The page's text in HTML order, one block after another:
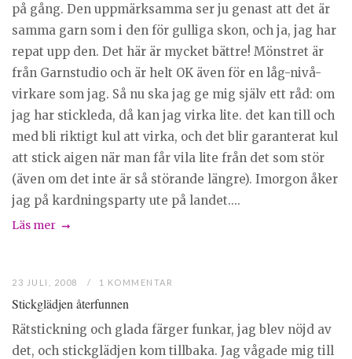
på gång. Den uppmärksamma ser ju genast att det är
samma garn som i den för gulliga skon, och ja, jag har
repat upp den. Det här är mycket bättre! Mönstret är
från Garnstudio och är helt OK även för en låg-nivå-
virkare som jag. Så nu ska jag ge mig själv ett råd: om
jag har stickleda, då kan jag virka lite. det kan till och
med bli riktigt kul att virka, och det blir garanterat kul
att stick aigen när man får vila lite från det som stör
(även om det inte är så störande längre). Imorgon åker
jag på kardningsparty ute på landet....
Läs mer
23 JULI, 2008 1 KOMMENTAR
Stickglädjen återfunnen
Rätstickning och glada färger funkar, jag blev nöjd av
det, och stickglädjen kom tillbaka. Jag vågade mig till